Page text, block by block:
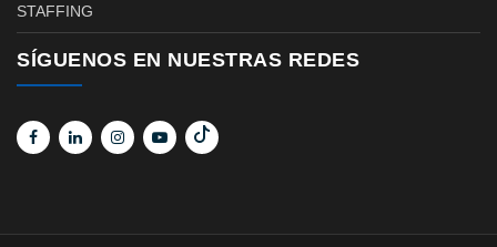
STAFFING
SÍGUENOS EN NUESTRAS REDES